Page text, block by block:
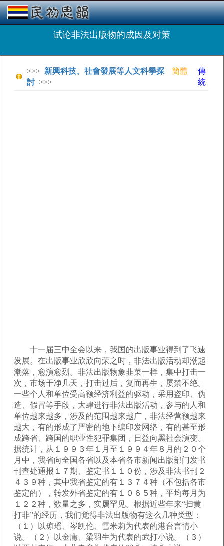
试论非法出版物的成因及对策
>>> 新興科技、社會發展等人文科學探
討>>>
簡體
傳
統
十一届三中全会以来，我国的出版事业得到了飞速
发展。在出版事业欣欣向荣之时，非法出版活动却潮起
潮落，愈演愈烈。非法出版物象韭菜一样，集中打击一
次，市场干净几天，打击过后，复而再生，屡禁不绝。
一些个人和单位受高额经济利益的驱动，采用盗印、伪
造、假冒等手段，大肆进行非法出版活动，参与的人和
单位越来越多，涉及的范围越来越广，非法经营额越来
越大，有的形成了严密的地下编印发网络，有的甚至形
成跨省、跨国的职业性犯罪集团，日益向黑社会演变。
据统计，从１９９３年１月至１９９４年８月的２０个
月中，我省向全国各省以及本省各市新闻出版部门发书
刊查处通报１７期、鉴定书１１０份，涉及非法书刊２
４３９种，其中我省鉴定的有１３７４种（不包括各市
鉴定的），转发外省鉴定的有１０６５种，平均每月为
１２２种，数量之多，实属罕见。根据近些年来“扫黄
打非”的经历，我们觉得非法出版物有这么几种类型：
（１）以琼瑶、岑凯伦、雪米莉为代表的港台言情小
说。（２）以金庸、梁羽生为代表的武打小说。（３）